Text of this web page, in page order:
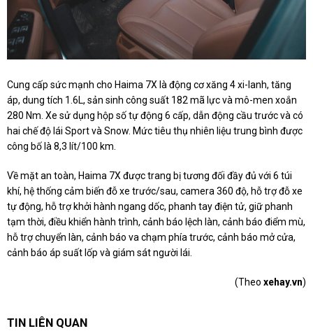
Cung cấp sức mạnh cho Haima 7X là động cơ xăng 4 xi-lanh, tăng
áp, dung tích 1.6L, sản sinh công suất 182 mã lực và mô-men xoắn
280 Nm. Xe sử dụng hộp số tự động 6 cấp, dẫn động cầu trước và có
hai chế độ lái Sport và Snow. Mức tiêu thụ nhiên liệu trung bình được
công bố là 8,3 lít/100 km.
Về mặt an toàn, Haima 7X được trang bị tương đối đầy đủ với 6 túi
khí, hệ thống cảm biến đỗ xe trước/sau, camera 360 độ, hỗ trợ đỗ xe
tự động, hỗ trợ khởi hành ngang dốc, phanh tay điện tử, giữ phanh
tạm thời, điều khiển hành trình, cảnh báo lệch làn, cảnh báo điểm mù,
hỗ trợ chuyển làn, cảnh báo va chạm phía trước, cảnh báo mở cửa,
cảnh báo áp suất lốp và giám sát người lái.
(Theo xehay.vn)
TIN LIÊN QUAN